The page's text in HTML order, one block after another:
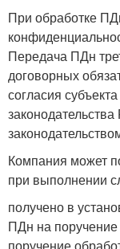
При обработке
Передача ПДн
договорных
согласия
Компания может
при выполнении
получено в
ПДн на